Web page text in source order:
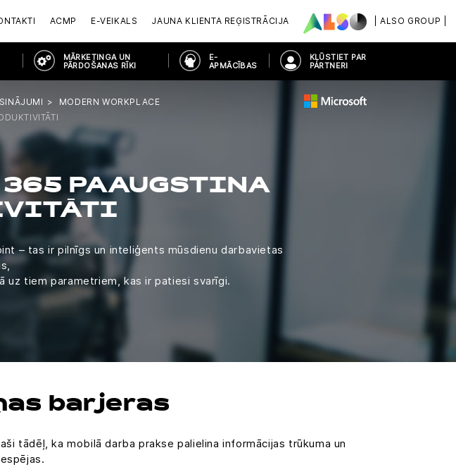
| ALSO GROUP |
ACMP E-VEIKALS JAUNA KLIENTA REĢISTRĀCIJA
MĀRKETINGA UN
PĀRDOŠANAS RĪKI
E-
APMĀCĪBAS
KĻŪSTIET PAR
PARTNERI
MODERN WORKPLACE
PAAUGSTINA
– tas ir pilnīgs un inteliģents mūsdienu darbavietas
uz tiem parametriem, kas ir patiesi svarīgi.
barjeras
tādēļ, ka mobilā darba prakse palielina informācijas trūkuma un